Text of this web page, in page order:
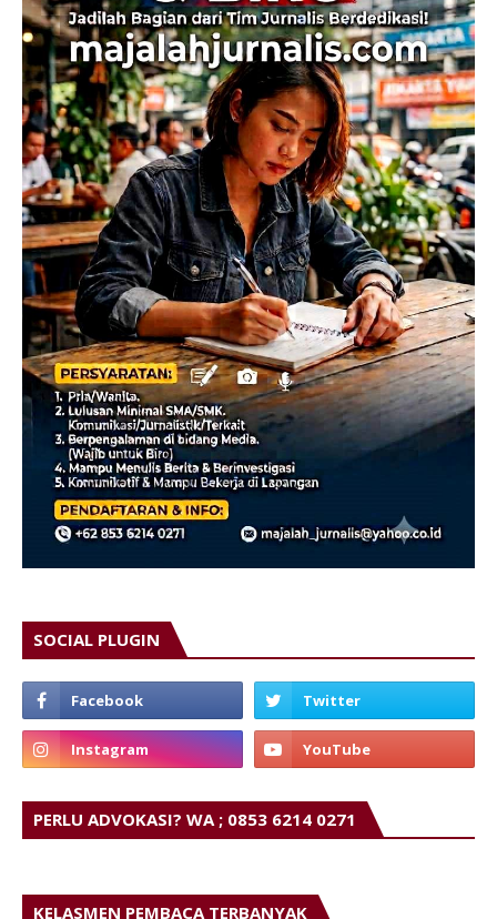
SOCIAL PLUGIN
PERLU ADVOKASI? WA ; 0853 6214 0271
KELASMEN PEMBACA TERBANYAK